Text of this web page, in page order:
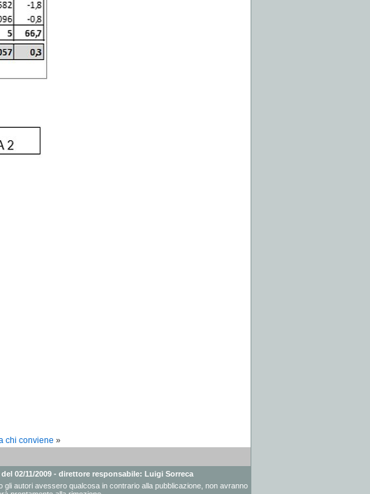
chi conviene »
02/11/2009 - direttore responsabile: Luigi Sorreca
gli autori avessero qualcosa in contrario alla pubblicazione, non avranno